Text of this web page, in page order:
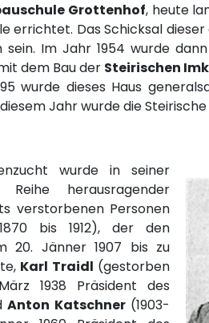
Grottenhof, heute
errichtet. Das Schicksal
sein. Im Jahr 1954 wurde
dem Bau der Steirischen
wurde dieses Haus
Jahr wurde die Steirische
wurde in seiner
herausragender
verstorbenen Personen
bis 1912), der den
20. Jänner 1907 bis zu
Karl Traidl (gestorben
1938 Präsident des
Anton Katschner(1903-